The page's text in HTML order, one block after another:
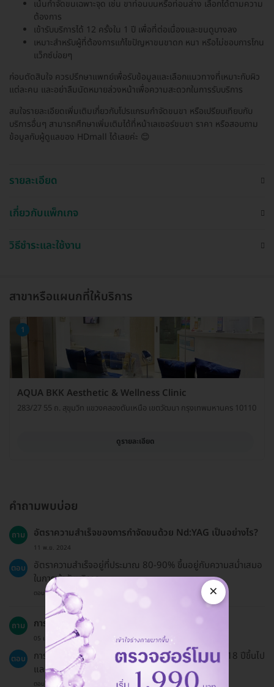
เน้นกำจัดขนเฉพาะจุด เช่น ขาท่อนบนหรือท่อนล่าง เลือกได้ตามความ
ต้องการ
เข้ารับบริการได้ 12 ครั้งใน 1 ปี เพื่อที่ต่อเนื่องและขนดูบางลง
เหมาะสำหรับผู้ที่ต้องการแก้ไขปัญหาขนขาดก หนา หรือไม่ชอบการโกน
แว็กซ์บ่อยๆ
ก่อนตัดสินใจ ควรปรึกษาแพทย์เพื่อรับข้อมูลและเลือกแนวทางที่เหมาะกับผิว
แต่ละคน และอย่าลืมนัดหมายล่วงหน้าเพื่อความสะดวกในการรับบริการ
สนใจรายละเอียดเพิ่มเติมเกี่ยวกับโปรแกรมกำจัดขนขา หรือเปรียบเทียบกับ
บริการอื่นๆ สามารถศึกษาเพิ่มเติมได้ที่หน้าเลเซอร์ขนขา ราคา หรือสอบถาม
ข้อมูลกับผู้ดูแลของ HDmall ได้เลยค่ะ 😊
รายละเอียด
เกี่ยวกับแพ็กเกจ
วิธีชำระและใช้งาน
สาขาหรือแผนกที่ให้บริการ
1
AQUA BKK Aesthetic & Wellness Clinic
283/27 55 ถ. สุขุมวิท แขวงคลองตันเหนือ เขตวัฒนา กรุงเทพมหานคร 10110
ดูรายละเอียด
คำถามพบบ่อย
ถาม อัตราความสำเร็จของการกำจัดขนด้วย Nd:YAG เป็นอย่างไร?
11 พ.ย. 2024
ตอบ
อัตราความสำเร็จอยู่ที่ประมาณ 80-90% ขึ้นอยู่กับความสม่ำเสมอ
ในการเข้ารับบริการ
ตอบโดยทีมงาน HD
ถาม การกำจัดขนนี้เหมาะสำหรับทุกกลุ่มอายุหรือไม่?
05 เม.ย. 2024
ตอบ
การกำจัดขนด้วย Nd:YAG มักจะเหมาะสำหรับผู้ที่มีอายุ 18 ปีขึ้นไป
และควรปรึกษาแพทย์ก่อนทำการรักษา
ตอบโดยทีมงาน HD
×